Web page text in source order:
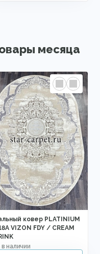
месяца
ковер PLATINIUM
VIZON FDY / CREAM